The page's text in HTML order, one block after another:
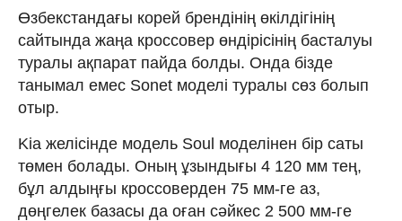
Өзбекстандағы корей брендінің өкілдігінің
сайтында жаңа кроссовер өндірісінің басталуы
туралы ақпарат пайда болды. Онда бізде
танымал емес Sonet моделі туралы сөз болып
отыр.
Kia желісінде модель Soul моделінен бір саты
төмен болады. Оның ұзындығы 4 120 мм тең,
бұл алдыңғы кроссоверден 75 мм-ге аз,
дөңгелек базасы да оған сәйкес 2 500 мм-ге